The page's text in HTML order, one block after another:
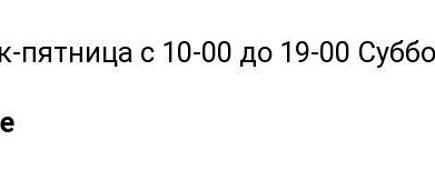
с 10-00 до 19-00